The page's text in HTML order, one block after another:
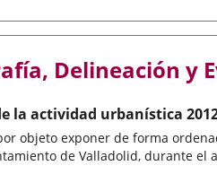
Delineación y
la actividad urbanística
objeto exponer de forma
de Valladolid, durante el